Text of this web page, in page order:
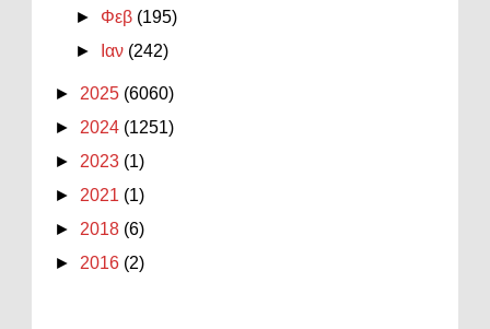
► Φεβ (195)
►
Ιαν (242)
► 2025 (6060)
► 2024 (1251)
► 2023 (1)
► 2021 (1)
► 2018 (6)
► 2016 (2)